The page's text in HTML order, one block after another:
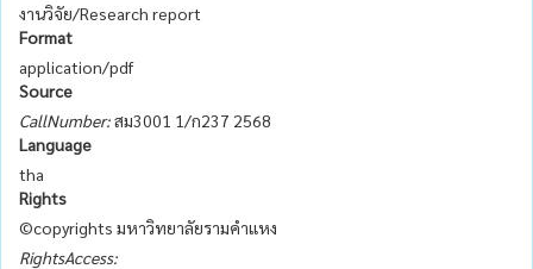
งานวิจัย/Research report
Format
application/pdf
Source
CallNumber:สม3001 1/ก237 2568
Language
tha
Rights
©copyrights มหาวิทยาลัยรามคำแหง
RightsAccess: